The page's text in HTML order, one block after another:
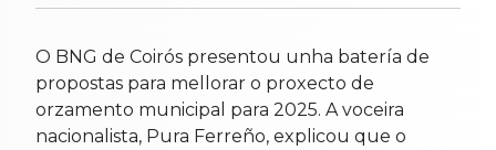
O BNG de Coirós presentou unha batería de
propostas para mellorar o proxecto de
orzamento municipal para 2025. A voceira
nacionalista, Pura Ferreño, explicou que o